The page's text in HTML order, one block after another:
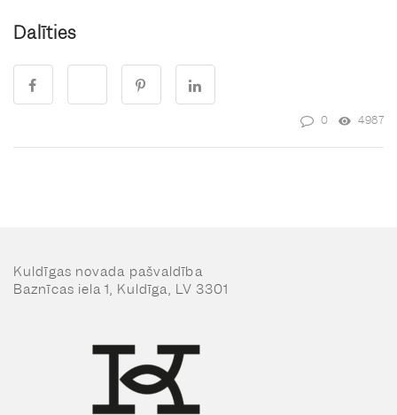
Dalīties
0 4987
Kuldīgas novada pašvaldība
Baznīcas iela 1, Kuldīga, LV 3301